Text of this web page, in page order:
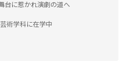
台に惹かれ演劇の道へ
術学科に在学中